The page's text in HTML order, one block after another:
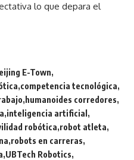
lo que depara el
E-Town
competencia tecnológica
humanoides corredores
inteligencia artificial
robótica robot atleta
robots en carreras
UBTech Robotics